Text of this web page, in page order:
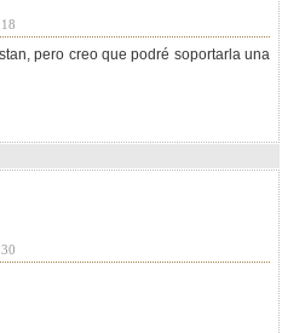
pero creo que podré soportarla una